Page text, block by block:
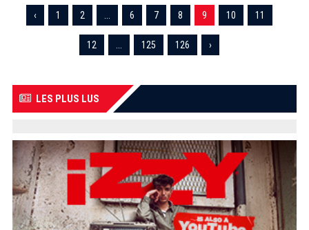
‹ 1 2 6 7 8 9 10 11
12 125 126 ›
LES PLUS LUS